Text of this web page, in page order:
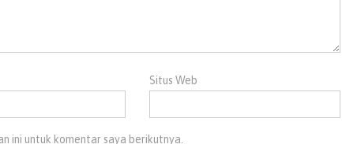
Situs Web
ini untuk komentar saya berikutnya.